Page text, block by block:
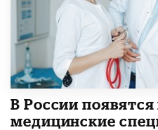
В России
медицинские